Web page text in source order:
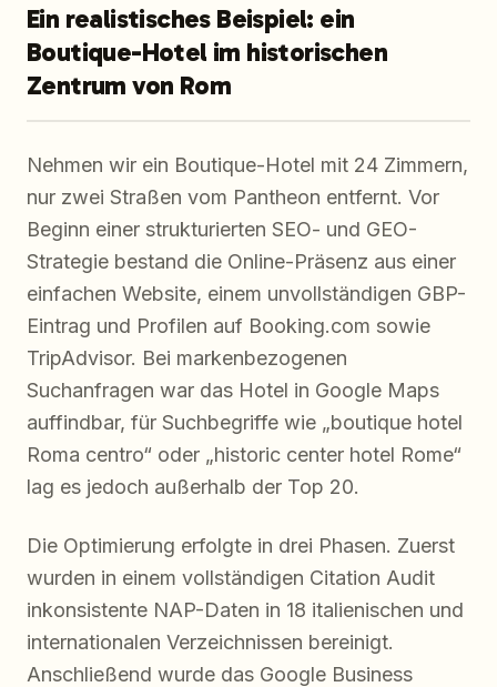
Ein realistisches Beispiel: ein
Boutique-Hotel im historischen
Zentrum von Rom
Nehmen wir ein Boutique-Hotel mit 24 Zimmern,
nur zwei Straßen vom Pantheon entfernt. Vor
Beginn einer strukturierten SEO- und GEO-
Strategie bestand die Online-Präsenz aus einer
einfachen Website, einem unvollständigen GBP-
Eintrag und Profilen auf Booking.com sowie
TripAdvisor. Bei markenbezogenen
Suchanfragen war das Hotel in Google Maps
auffindbar, für Suchbegriffe wie „boutique hotel
Roma centro“ oder „historic center hotel Rome“
lag es jedoch außerhalb der Top 20.
Die Optimierung erfolgte in drei Phasen. Zuerst
wurden in einem vollständigen Citation Audit
inkonsistente NAP-Daten in 18 italienischen und
internationalen Verzeichnissen bereinigt.
Anschließend wurde das Google Business